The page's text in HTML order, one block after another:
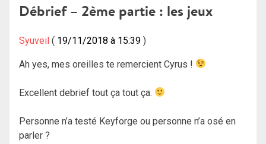
Débrief – 2ème partie : les jeux
Syuveil 19/11/2018 à 15:39
Ah yes, mes oreilles te remercient Cyrus !
Excellent debrief tout ça tout ça.
Personne n’a testé Keyforge ou personne n’a osé en
parler ?